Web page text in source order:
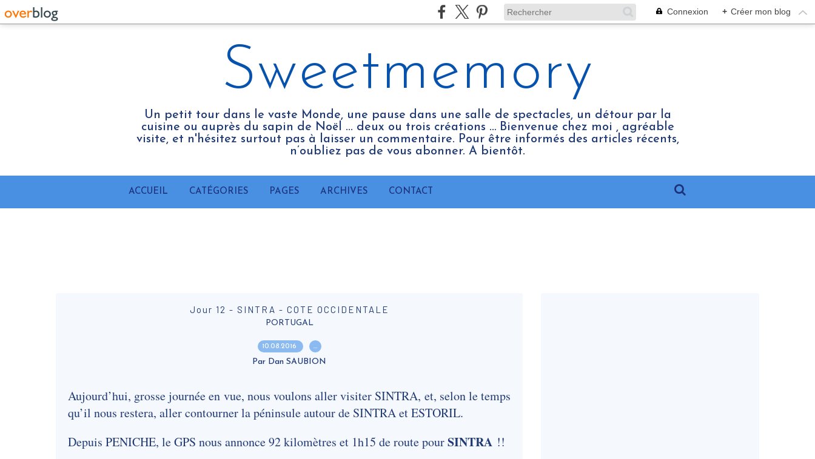
Connexion + Créer mon blog
Sweetmemory
Un petit tour dans le vaste Monde, une pause dans une salle de spectacles, un détour par la
cuisine ou auprès du sapin de Noël ... deux ou trois créations … Bienvenue chez moi , agréable
visite, et n'hésitez surtout pas à laisser un commentaire. Pour être informés des articles récents,
n’oubliez pas de vous abonner. A bientôt.
ACCUEIL CATÉGORIES PAGES ARCHIVES CONTACT
Jour 12 - SINTRA - COTE OCCIDENTALE
PORTUGAL
10.08.2016 …
Par Dan SAUBION
Aujourd’hui, grosse journée en vue, nous voulons aller visiter SINTRA, et, selon le temps
qu’il nous restera, aller contourner la péninsule autour de SINTRA et ESTORIL.
Depuis PENICHE, le GPS nous annonce 92 kilomètres et 1h15 de route pourSINTRA !!